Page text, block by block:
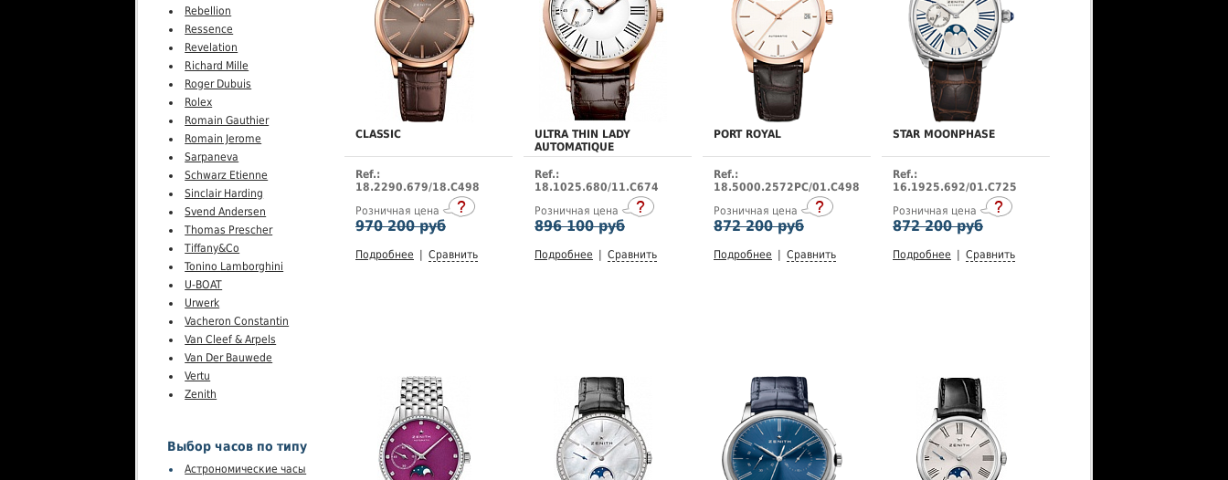
Rebellion
Ressence
Revelation
Richard Mille
Roger Dubuis
Rolex
Romain Gauthier
Romain Jerome
Sarpaneva
Schwarz Etienne
Sinclair Harding
Svend Andersen
Thomas Prescher
Tiffany&Co
Tonino Lamborghini
U-BOAT
Urwerk
Vacheron Constantin
Van Cleef & Arpels
Van Der Bauwede
Vertu
Zenith
Выбор часов по типу
Астрономические часы
CLASSIC
Ref.:
18.2290.679/18.C498
Розничная цена
970 200 руб
Подробнее Сравнить
ULTRA THIN LADY
AUTOMATIQUE
Ref.:
18.1025.680/11.C674
Розничная цена
896 100 руб
Подробнее Сравнить
PORT ROYAL
Ref.:
18.5000.2572PC/01.C498
Розничная цена
872 200 руб
Подробнее Сравнить
STAR MOONPHASE
Ref.:
16.1925.692/01.C725
Розничная цена
872 200 руб
Подробнее Сравнить